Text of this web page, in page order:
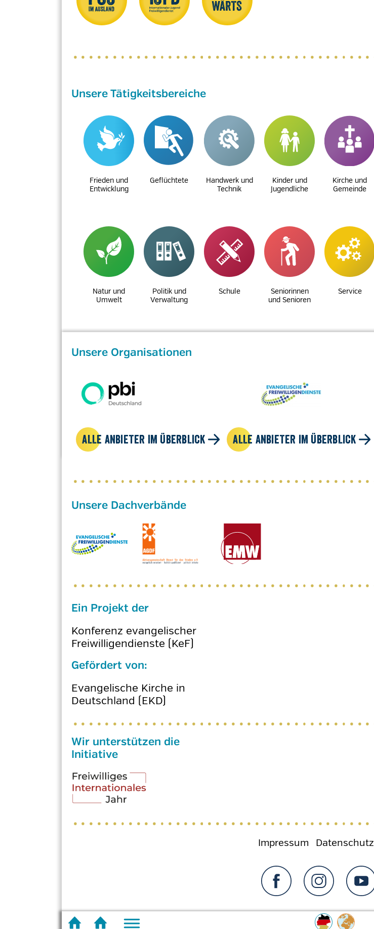
Unsere Tätigkeitsbereiche
Frieden und
Entwicklung
Geflüchtete
Handwerk und
Technik
Kinder und
Jugendliche
Kirche und
Gemeinde
Natur und
Umwelt
Politik und
Verwaltung
Schule
Seniorinnen
und Senioren
Service
Unsere Organisationen
ALLE ANBIETER IM ÜBERBLICK ALLE ANBIETER IM ÜBERBLICK
Ein Projekt der
Konferenz evangelischer
Freiwilligendienste (KeF)
Gefördert von:
Evangelische Kirche in
Deutschland (EKD)
Wir unterstützen die
Initiative
Impressum Datenschutz